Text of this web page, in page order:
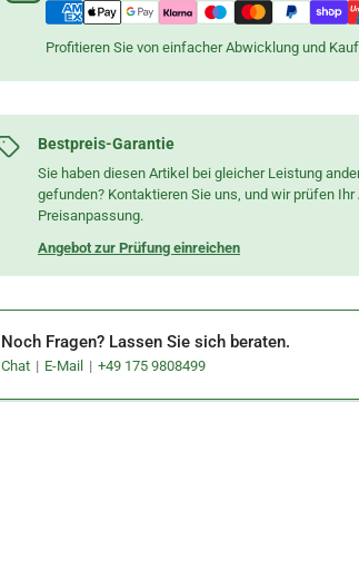
Profitieren Sie von einfacher Abwicklung und
Bestpreis-Garantie
Sie haben diesen Artikel bei gleicher Leistung
gefunden? Kontaktieren Sie uns, und wir prüfen
Preisanpassung.
Angebot zur Prüfung einreichen
Noch Fragen? Lassen Sie sich beraten.
Chat E-Mail +49 175 9808499